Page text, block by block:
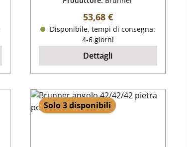
Prezzo normale:
53,68 €
Disponibile, tempi di consegna:
4-6 giorni
Dettagli
Solo 3 disponibili